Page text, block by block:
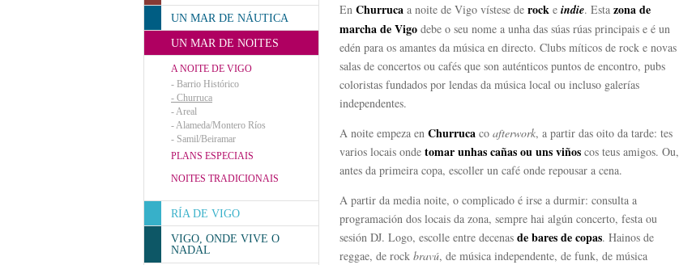
UN MAR DE NÁUTICA
UN MAR DE NOITES
A NOITE DE VIGO
- Barrio Histórico
- Churruca
-Areal
-Alameda/Montero Ríos
- Samil/Beiramar
PLANS ESPECIAIS
NOITES TRADICIONAIS
RÍA DE VIGO
VIGO, ONDE VIVE O
NADAL
En Churruca a noite de Vigo vístese de rock e indie. Esta zona de
marcha de Vigo debe o seu nome a unha das súas rúas principais e é un
edén para os amantes da música en directo. Clubs míticos de rock e novas
salas de concertos ou cafés que son auténticos puntos de encontro, pubs
coloristas fundados por lendas da música local ou incluso galerías
independentes.
A noite empeza en Churruca co afterwork, a partir das oito da tarde: tes
varios locais onde tomar unhas cañas ouuns viños cos teus amigos. Ou,
antes da primeira copa, escoller un café onde repousar a cena.
A partir da media noite, o complicado é irse a durmir: consulta a
programación dos locais da zona, sempre hai algún concerto, festa ou
sesión DJ. Logo, escolle entre decenas de bares de copas. Hainos de
reggae, de rock bravú, de música independente, de funk, de música